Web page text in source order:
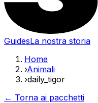
GuidesLa nostra storia
Home
›Animali
›daily_tigor
← Torna ai pacchetti